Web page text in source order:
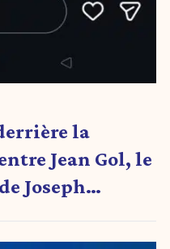
la
Jean Gol, le
Joseph